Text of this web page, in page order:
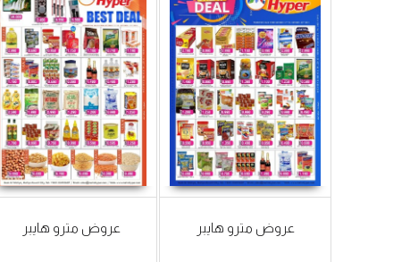
عروض مترو هايبر عروض مترو هايبر